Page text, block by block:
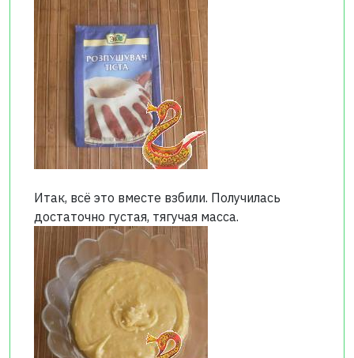
Итак, всё это вместе взбили. Получилась
достаточно густая, тягучая масса.